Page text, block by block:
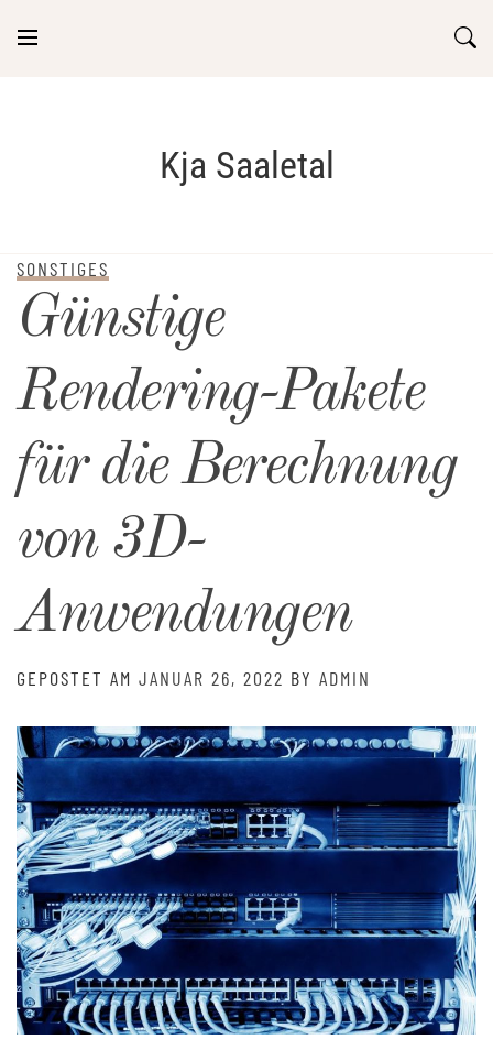
Kja Saaletal
SONSTIGES
Günstige
Rendering-Pakete
für die Berechnung
von 3D-
Anwendungen
GEPOSTET AM JANUAR 26, 2022 BY ADMIN